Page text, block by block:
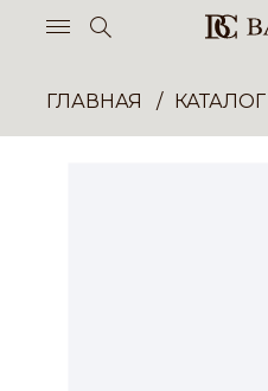
ГЛАВНАЯ КАТАЛОГ